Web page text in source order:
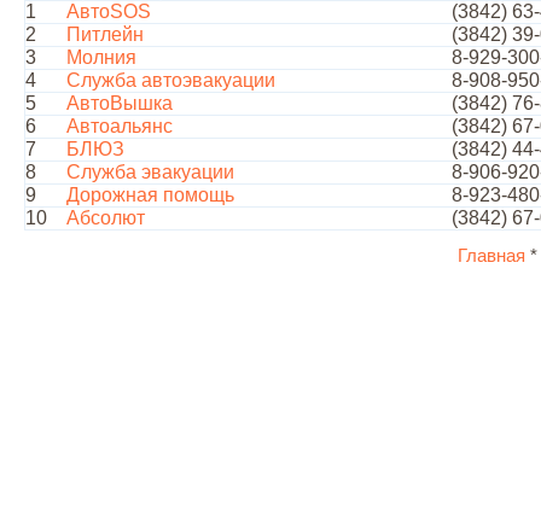
1
АвтоSOS
(3842)
2
Питлейн
(3842)
3
Молния
8-929-
4
Служба автоэвакуации
8-908-
5
АвтоВышка
(3842)
6
Автоальянс
(3842)
7
БЛЮЗ
(3842)
8
Служба эвакуации
8-906-
9
Дорожная помощь
8-923-
10
Абсолют (3842)
Главная *